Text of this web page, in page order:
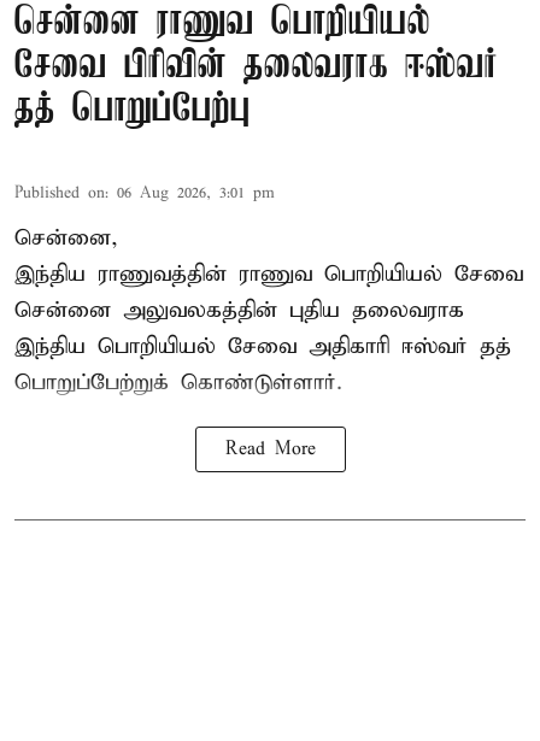
சென்னை ராணுவ பொறியியல்
சேவை பிரிவின் தலைவராக ஈஸ்வர்
தத் பொறுப்பேற்பு
Published on: 06 Aug 2026, 3:01 pm
சென்னை,
இந்திய ராணுவத்தின் ராணுவ பொறியியல் சேவை
சென்னை அலுவலகத்தின் புதிய தலைவராக
இந்திய பொறியியல் சேவை அதிகாரி ஈஸ்வர் தத்
பொறுப்பேற்றுக் கொண்டுள்ளார்.
Read More